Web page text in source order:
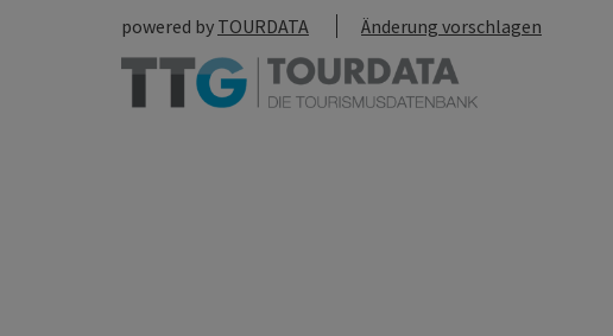
powered by TOURDATA Änderung vorschlagen